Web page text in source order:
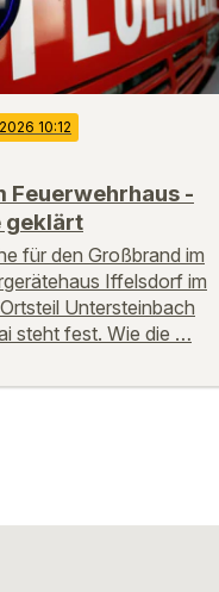
10:12
Feuerwehrhaus -
geklärt
für den Großbrand im
Iffelsdorf im
Untersteinbach
steht fest. Wie die …